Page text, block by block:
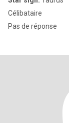
Célibataire
Pas de réponse